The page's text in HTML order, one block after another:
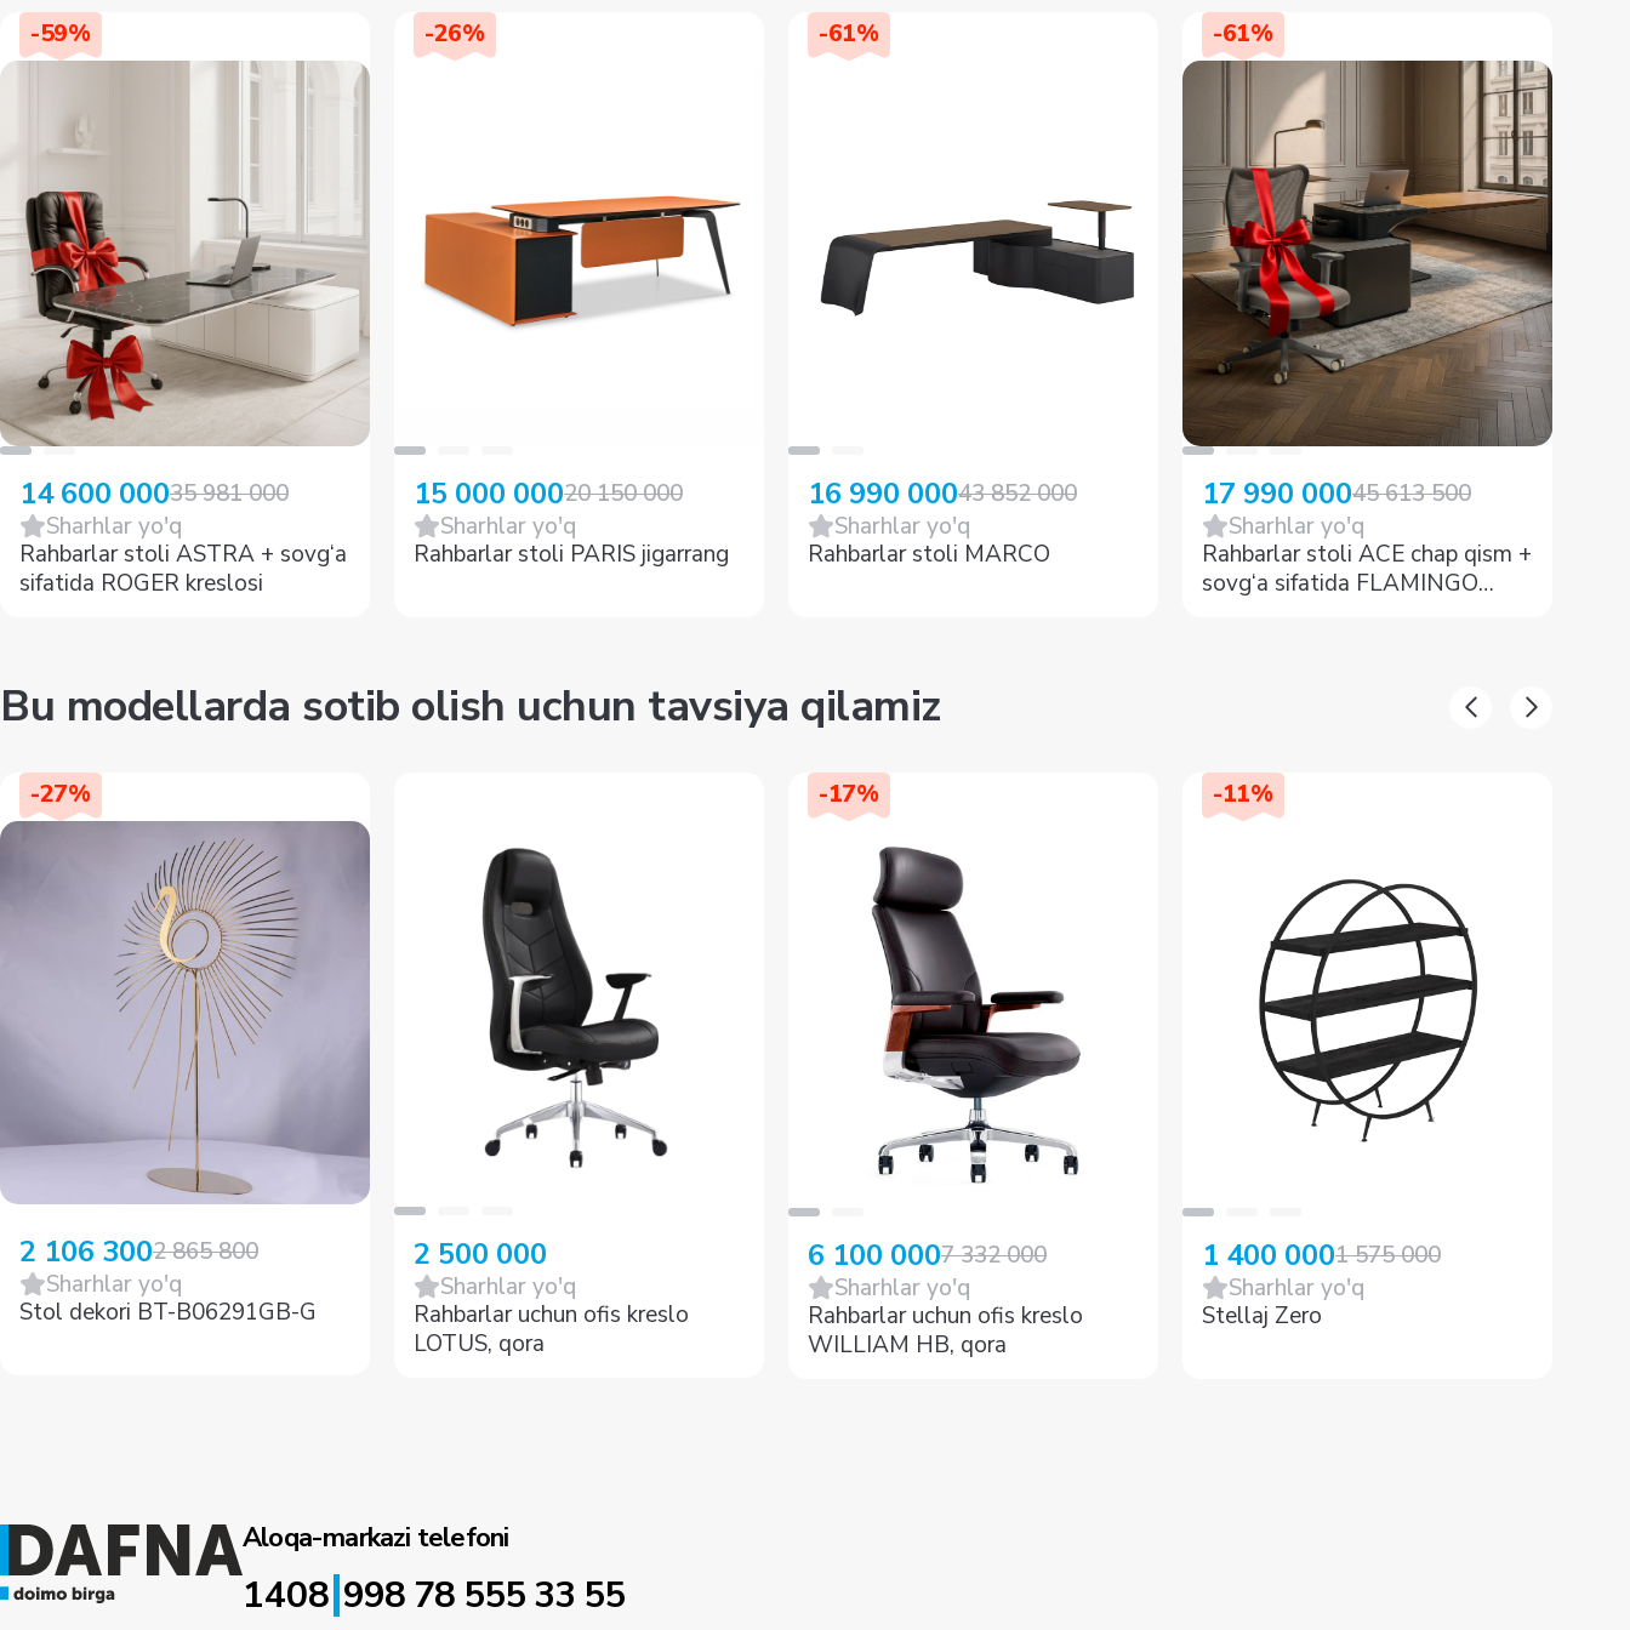
-59%
14 600 00035 981 000
Sharhlar yo'q
Rahbarlar stoli ASTRA + sovg‘a
sifatida ROGER kreslosi
-26%
15 000 00020 150 000
Sharhlar yo'q
Rahbarlar stoli PARIS jigarrang
-61%
16 990 00043 852 000
Sharhlar yo'q
Rahbarlar stoli MARCO
-61%
17 990 00045 613 500
Sharhlar yo'q
Rahbarlar stoli ACE chap qism +
sovg‘a sifatida FLAMINGO
Bu modellarda sotib olish uchun tavsiya qilamiz
-27%
2 106 3002 865 800
Sharhlar yo'q
Stol dekori BT-B06291GB-G
2 500 000
Sharhlar yo'q
Rahbarlar uchun ofis kreslo
LOTUS, qora
-17%
6 100 0007 332 000
Sharhlar yo'q
Rahbarlar uchun ofis kreslo
WILLIAM HB, qora
-11%
1 400 0001 575 000
Sharhlar yo'q
Stellaj Zero
Aloqa-markazi telefoni
1408|998 78 555 33 55